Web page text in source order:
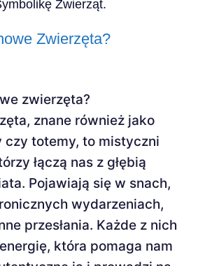
Zwierzęta?
zwierzęta?
znane również jako
czy totemy, to mistyczni
łączą nas z głębią
Pojawiają się w snach,
wydarzeniach,
przesłania. Każde z nich
która pomaga nam